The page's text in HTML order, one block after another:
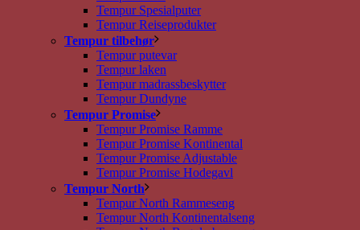
Tempur Spesialputer
Tempur Reiseprodukter
Tempur tilbehør
Tempur putevar
Tempur laken
Tempur madrassbeskytter
Tempur Dundyne
Tempur Promise
Tempur Promise Ramme
Tempur Promise Kontinental
Tempur Promise Adjustable
Tempur Promise Hodegavl
Tempur North
Tempur North Rammeseng
Tempur North Kontinentalseng